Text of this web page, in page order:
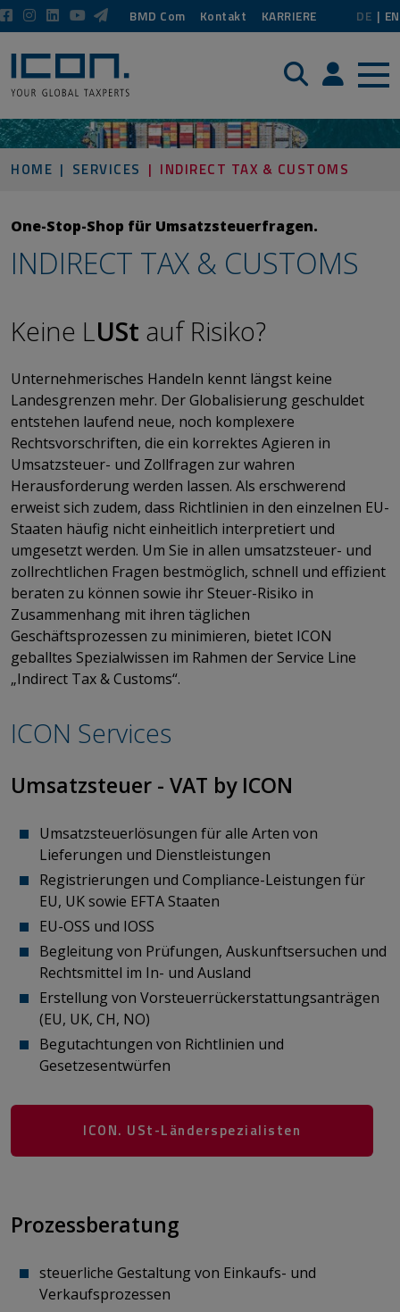
BMD Com Kontakt KARRIERE DE EN
Suche Login /
HOME SERVICES INDIRECT TAX & CUSTOMS
One-Stop-Shop für Umsatzsteuerfragen.
INDIRECT TAX & CUSTOMS
Keine LUSt auf Risiko?
​​​​​​​Unternehmerisches Handeln kennt längst keine
Landesgrenzen mehr. Der Globalisierung geschuldet
entstehen laufend neue, noch komplexere
Rechtsvorschriften, die ein korrektes Agieren in
Umsatzsteuer- und Zollfragen zur wahren
Herausforderung werden lassen. Als erschwerend
erweist sich zudem, dass Richtlinien in den einzelnen EU-
Staaten häufig nicht einheitlich interpretiert und
umgesetzt werden. Um Sie in allen umsatzsteuer- und
zollrechtlichen Fragen bestmöglich, schnell und effizient
beraten zu können sowie ihr Steuer-Risiko in
Zusammenhang mit ihren täglichen
Geschäftsprozessen zu minimieren, bietet ICON
geballtes Spezialwissen im Rahmen der Service Line
„Indirect Tax & Customs“.
ICON Services
Umsatzsteuer - VAT by ICON
Umsatzsteuerlösungen für alle Arten von
Lieferungen und Dienstleistungen
Registrierungen und Compliance-Leistungen für
EU, UK sowie EFTA Staaten
EU-OSS und IOSS
Begleitung von Prüfungen, Auskunftsersuchen und
Rechtsmittel im In- und Ausland
Erstellung von Vorsteuerrückerstattungsanträgen
(EU, UK, CH, NO)
Begutachtungen von Richtlinien und
Gesetzesentwürfen ​​​​​​​
ICON. USt-Länderspezialisten
Prozessberatung
steuerliche Gestaltung von Einkaufs- und
Verkaufsprozessen